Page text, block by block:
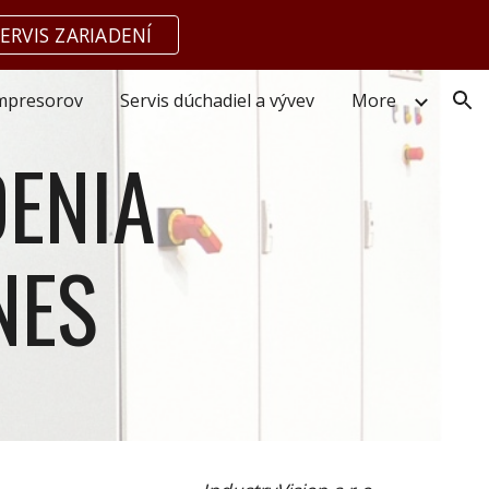
ZARIADENÍ
Servis dúchadiel a vývev More